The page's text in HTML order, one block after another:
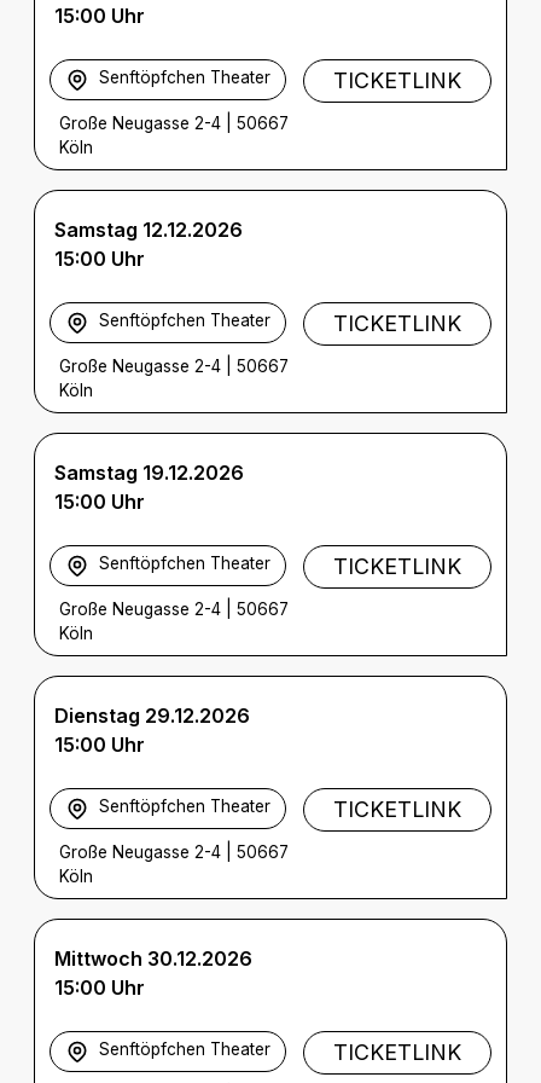
15:00 Uhr
Senftöpfchen Theater
Große Neugasse 2-4
50667
Köln
TICKETLINK
Samstag 12.12.2026
15:00 Uhr
Senftöpfchen Theater
Große Neugasse 2-4
50667
Köln
TICKETLINK
Samstag 19.12.2026
15:00 Uhr
Senftöpfchen Theater
Große Neugasse 2-4
50667
Köln
TICKETLINK
Dienstag 29.12.2026
15:00 Uhr
Senftöpfchen Theater
Große Neugasse 2-4
50667
Köln
TICKETLINK
Mittwoch 30.12.2026
15:00 Uhr
Senftöpfchen Theater TICKETLINK